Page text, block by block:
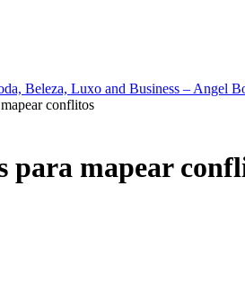
conflitos
para mapear